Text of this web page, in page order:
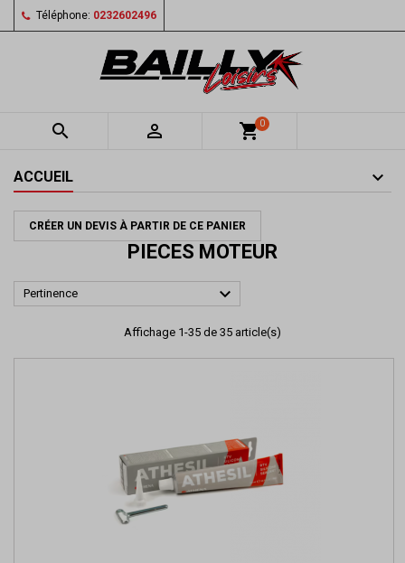
Téléphone: 0232602496
  shopping_cart0
ACCUEIL
CRÉER UN DEVIS À PARTIR DE CE PANIER
PIECES MOTEUR
Pertinence 
Affichage 1-35 de 35 article(s)